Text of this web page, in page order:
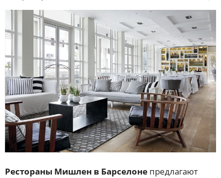
Рестораны Мишлен в Барселоне предлагают